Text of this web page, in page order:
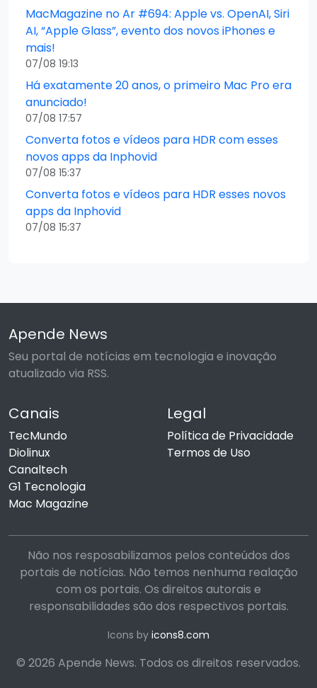
MacMagazine no Ar #694: Apple vs. OpenAI, Siri
AI, “Apple Glass”, evento dos novos iPhones e
mais!
07/08 19:13
Há exatamente 20 anos, o primeiro Mac Pro era
anunciado!
07/08 17:57
Converta fotos e vídeos para HDR com esses
novos apps da Inphovid
07/08 15:37
Converta fotos e vídeos para HDR esses novos
apps da Inphovid
07/08 15:37
Apende News
Seu portal de notícias em tecnologia e inovação
atualizado via RSS.
Canais
TecMundo
Diolinux
Canaltech
G1 Tecnologia
Mac Magazine
Legal
Política de Privacidade
Termos de Uso
Não nos resposabilizamos pelos conteúdos dos
portais de notícias. Não temos nenhuma realação
com os portais. Os direitos autorais e
responsabilidades são dos respectivos portais.
Icons by icons8.com
© 2026 Apende News. Todos os direitos reservados.